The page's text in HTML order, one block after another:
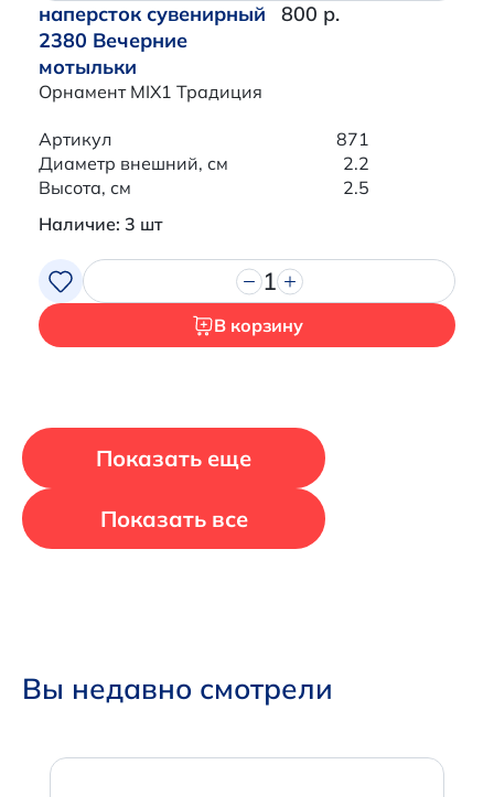
наперсток сувенирный
2380 Вечерние
мотыльки
Орнамент MIX1 Традиция
800 р.
Артикул
871
Диаметр внешний, см
2.2
Высота, см
2.5
Наличие: 3 шт
1
В корзину
Показать еще
Показать все
Вы недавно смотрели